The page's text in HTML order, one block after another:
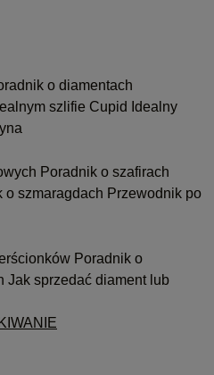
o diamentach
szlifie Cupid Idealny
Poradnik o szafirach
o szmaragdach Przewodnik po
Poradnik o
Jak sprzedać diament lub